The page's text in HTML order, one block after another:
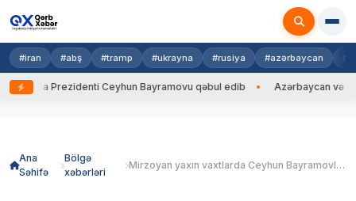
#iran #abş #tramp #ukrayna #rusiya #azərbaycan
Prezidenti Ceyhun Bayramovu qəbul edib Azərbaycan və
Ana
Səhifə
Bölgə
xəbərləri
Mirzoyan yaxın vaxtlarda Ceyhun Bayramovla görüşəcəyini bildirib